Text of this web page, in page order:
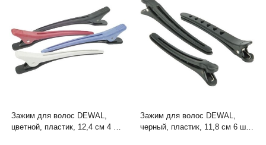
Зажим для волос DEWAL,
цветной, пластик, 12,4 см 4 шт/
Зажим для волос DEWAL,
черный, пластик, 11,8 см 6 шт/